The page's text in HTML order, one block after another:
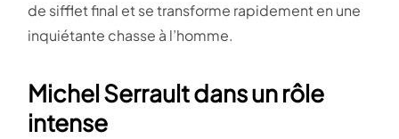
de sifflet final et se transforme rapidement en une
inquiétante chasse à l’homme.
Michel Serrault dans un rôle
intense